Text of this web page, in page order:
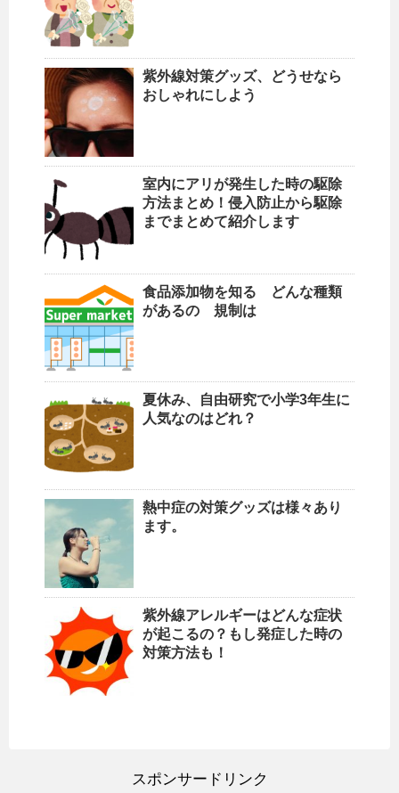
紫外線対策グッズ、どうせなら
おしゃれにしよう
室内にアリが発生した時の駆除
方法まとめ！侵入防止から駆除
までまとめて紹介します
食品添加物を知る どんな種類
があるの 規制は
夏休み、自由研究で小学3年生に
人気なのはどれ？
熱中症の対策グッズは様々あり
ます。
紫外線アレルギーはどんな症状
が起こるの？もし発症した時の
対策方法も！
スポンサードリンク